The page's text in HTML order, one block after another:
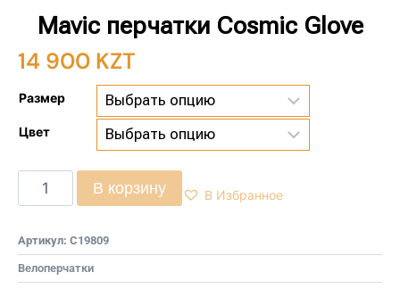
Mavic перчатки Cosmic Glove
14 900 KZT
Размер
Цвет
В корзину В Избранное
Артикул: C19809
Велоперчатки